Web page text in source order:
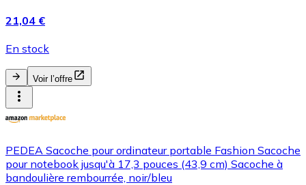
21,04 €
En stock
Voir l’offre
PEDEA Sacoche pour ordinateur portable Fashion Sacoche
pour notebook jusqu'à 17,3 pouces (43,9 cm) Sacoche à
bandoulière rembourrée, noir/bleu